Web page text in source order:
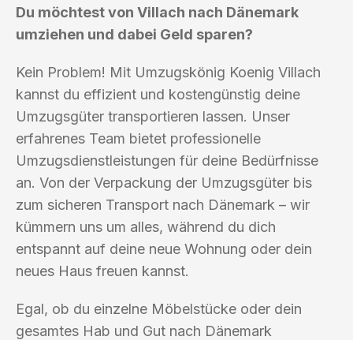
Du möchtest von Villach nach Dänemark
umziehen und dabei Geld sparen?
Kein Problem! Mit Umzugskönig Koenig Villach
kannst du effizient und kostengünstig deine
Umzugsgüter transportieren lassen. Unser
erfahrenes Team bietet professionelle
Umzugsdienstleistungen für deine Bedürfnisse
an. Von der Verpackung der Umzugsgüter bis
zum sicheren Transport nach Dänemark – wir
kümmern uns um alles, während du dich
entspannt auf deine neue Wohnung oder dein
neues Haus freuen kannst.
Egal, ob du einzelne Möbelstücke oder dein
gesamtes Hab und Gut nach Dänemark